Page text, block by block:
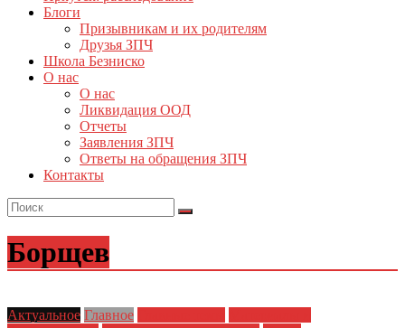
Блоги
Призывникам и их родителям
Друзья ЗПЧ
Школа Безниско
О нас
О нас
Ликвидация ООД
Отчеты
Заявления ЗПЧ
Ответы на обращения ЗПЧ
Контакты
Борщев
Актуальное Главное